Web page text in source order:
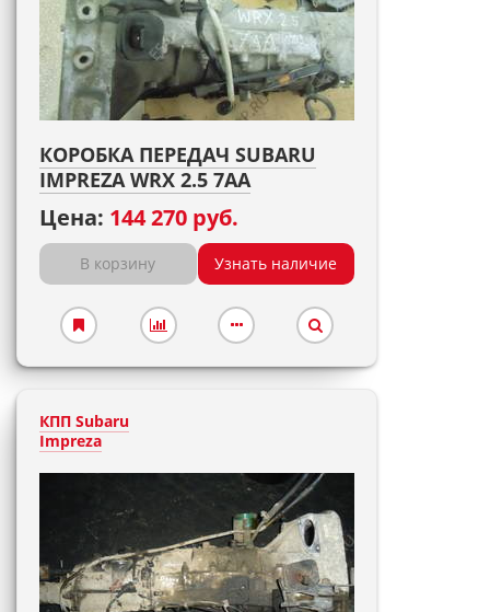
КОРОБКА ПЕРЕДАЧ SUBARU
IMPREZA WRX 2.5 7AA
Цена: 144 270 руб.
В корзину Узнать наличие
КПП Subaru
Impreza